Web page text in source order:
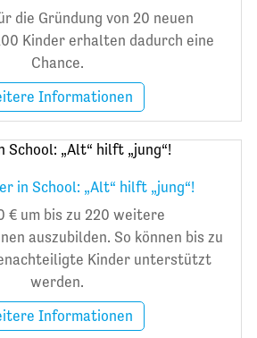
die Gründung von 20 neuen
Kinder erhalten dadurch eine
Chance.
Informationen
in School: „Alt“ hilft „jung“!
€ um bis zu 220 weitere
auszubilden. So können bis zu
Kinder unterstützt
werden.
Informationen